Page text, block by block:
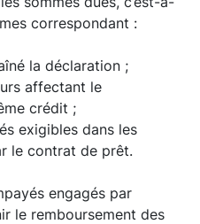
correspondant :
la déclaration ;
affectant le
crédit ;
exigibles dans les
le contrat de prêt.
engagés par
le remboursement des